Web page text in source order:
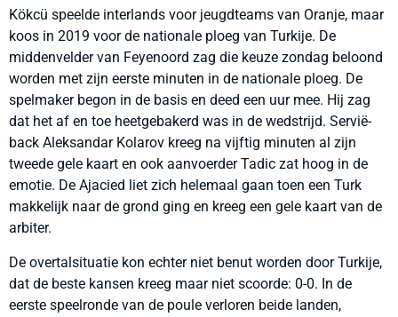
Kökcü speelde interlands voor jeugdteams van Oranje, maar
koos in 2019 voor de nationale ploeg van Turkije. De
middenvelder van Feyenoord zag die keuze zondag beloond
worden met zijn eerste minuten in de nationale ploeg. De
spelmaker begon in de basis en deed een uur mee. Hij zag
dat het af en toe heetgebakerd was in de wedstrijd. Servië-
back Aleksandar Kolarov kreeg na vijftig minuten al zijn
tweede gele kaart en ook aanvoerder Tadic zat hoog in de
emotie. De Ajacied liet zich helemaal gaan toen een Turk
makkelijk naar de grond ging en kreeg een gele kaart van de
arbiter.
De overtalsituatie kon echter niet benut worden door Turkije,
dat de beste kansen kreeg maar niet scoorde: 0-0. In de
eerste speelronde van de poule verloren beide landen,